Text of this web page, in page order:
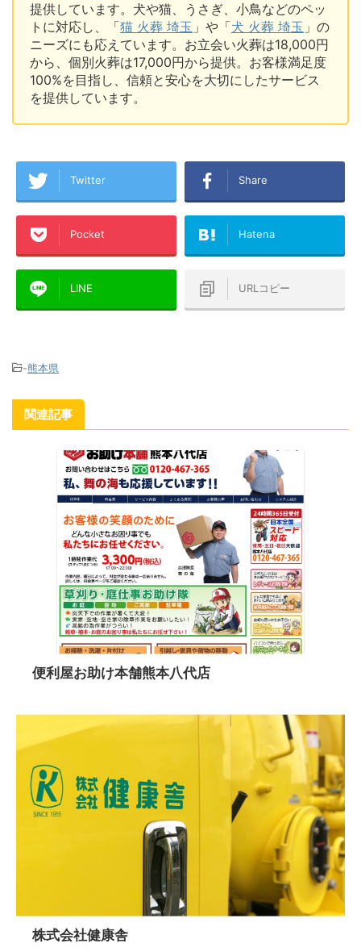
提供しています。犬や猫、うさぎ、小鳥などのペッ
トに対応し、「猫 火葬 埼玉 」や「犬 火葬 埼玉 」の
ニーズにも応えています。お立会い火葬は18,000円
から、個別火葬は17,000円から提供。お客様満足度
100%を目指し、信頼と安心を大切にしたサービス
を提供しています。
Twitter Share
Pocket Hatena
LINE URLコピー
-熊本県
関連記事
便利屋お助け本舗熊本八代店
株式会社健康舎